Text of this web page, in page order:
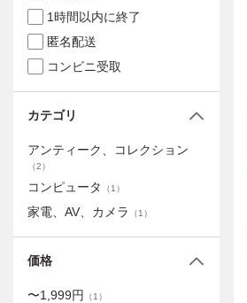
1時間以内に終了
匿名配送
コンビニ受取
カテゴリ
アンティーク、コレクション
（2）
コンピュータ （1 ）
家電、AV、カメラ （1 ）
価格
〜1,999円 （1 ）